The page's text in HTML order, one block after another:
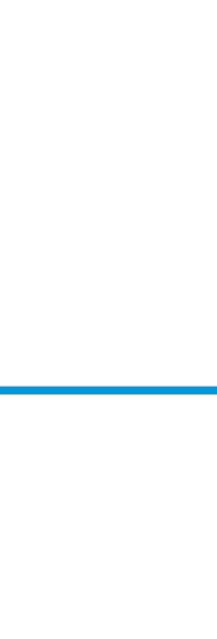
een klep met
van de tas
handvat
om de kar aan